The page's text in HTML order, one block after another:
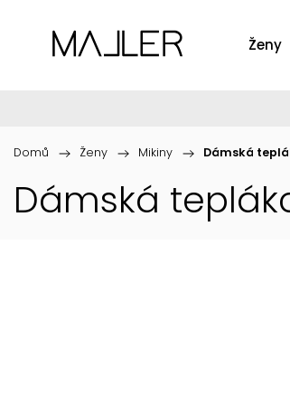
Ženy
Domů / Ženy / Mikiny / Dámská
Dámská